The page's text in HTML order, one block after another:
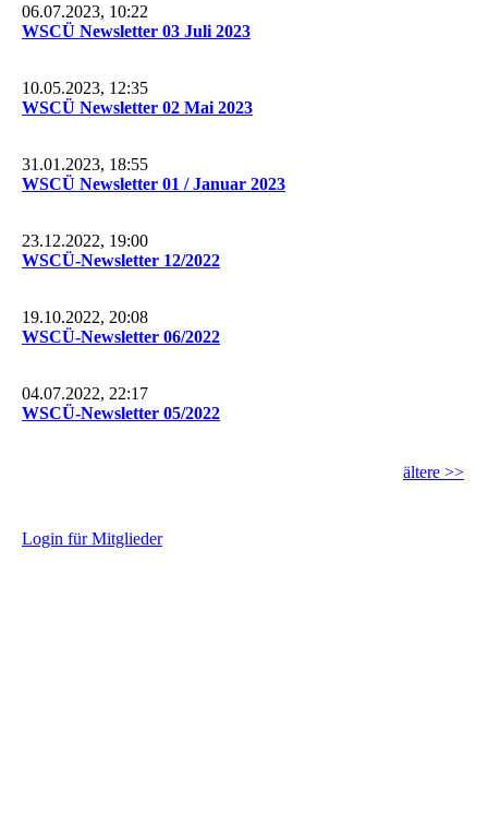
06.07.2023, 10:22
WSCÜ Newsletter 03 Juli 2023
10.05.2023, 12:35
WSCÜ Newsletter 02 Mai 2023
31.01.2023, 18:55
WSCÜ Newsletter 01 / Januar 2023
23.12.2022, 19:00
WSCÜ-Newsletter 12/2022
19.10.2022, 20:08
WSCÜ-Newsletter 06/2022
04.07.2022, 22:17
WSCÜ-Newsletter 05/2022
ältere >>
Login für Mitglieder